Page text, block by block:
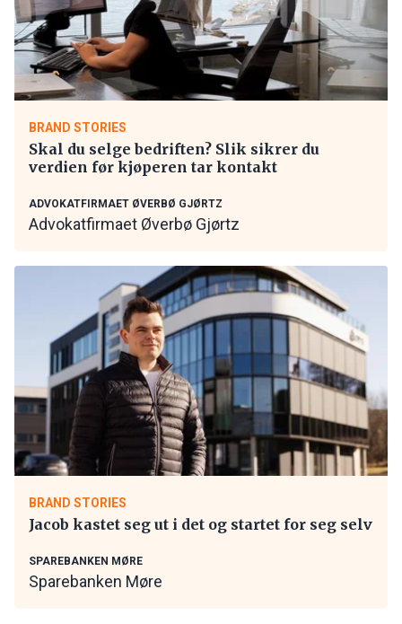
BRAND STORIES
Skal du selge bedriften? Slik sikrer du
verdien før kjøperen tar kontakt
ADVOKATFIRMAET ØVERBØ GJØRTZ
Advokatfirmaet Øverbø Gjørtz
BRAND STORIES
Jacob kastet seg ut i det og startet for seg selv
SPAREBANKEN MØRE
Sparebanken Møre